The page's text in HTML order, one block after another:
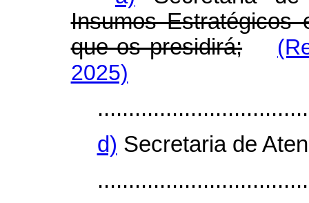
Insumos Estratégicos
que os presidirá;
2025)
d) Secretaria de